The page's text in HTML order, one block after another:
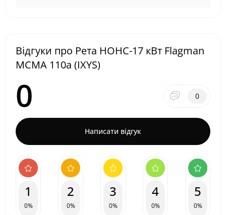
Відгуки про Рета НОНС-17 кВт Flagman
MCMA 110a (IXYS)
0 0
Написати відгук
1
0%
2
0%
3
0%
4
0%
5
0%